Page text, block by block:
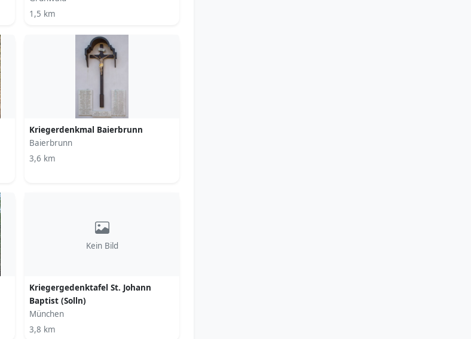
1,5 km
Kriegerdenkmal Baierbrunn
Baierbrunn
3,6 km
Kein Bild
Kriegergedenktafel St. Johann
Baptist (Solln)
München
3,8 km